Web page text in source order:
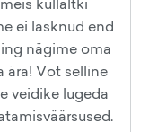
ei lasknud end
nägime oma
ära! Vot selline
veidike lugeda